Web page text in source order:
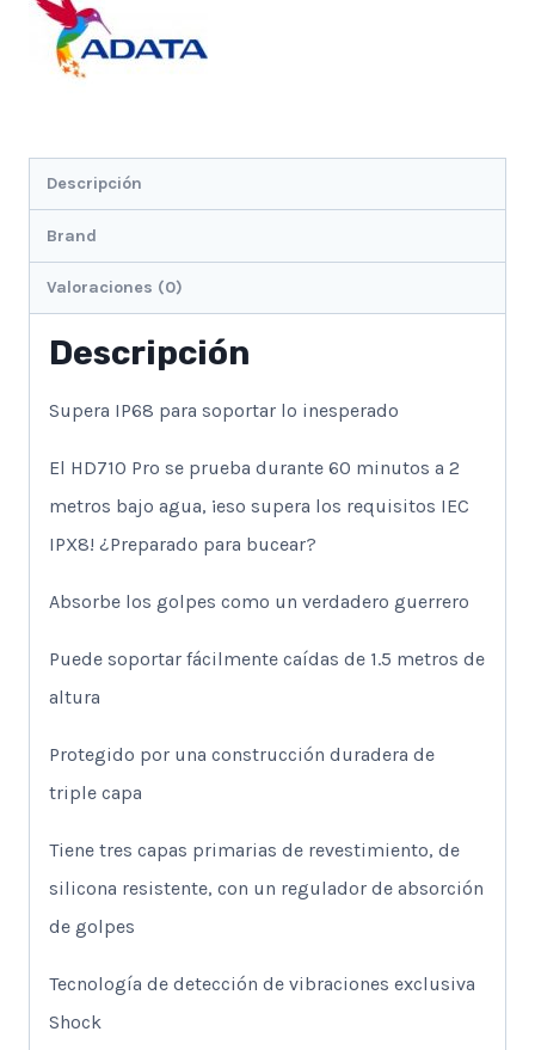
Camuflado
cantidad
Descripción
Brand
Valoraciones (0)
Descripción
Supera IP68 para soportar lo inesperado
El HD710 Pro se prueba durante 60 minutos a 2
metros bajo agua, ¡eso supera los requisitos IEC
IPX8! ¿Preparado para bucear?
Absorbe los golpes como un verdadero guerrero
Puede soportar fácilmente caídas de 1.5 metros de
altura
Protegido por una construcción duradera de
triple capa
Tiene tres capas primarias de revestimiento, de
silicona resistente, con un regulador de absorción
de golpes
Tecnología de detección de vibraciones exclusiva
Shock